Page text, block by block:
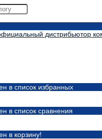
в список избранных
в список сравнения
в корзину!